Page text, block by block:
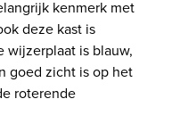
kenmerk met
deze kast is
wijzerplaat is blauw,
goed zicht is op het
roterende